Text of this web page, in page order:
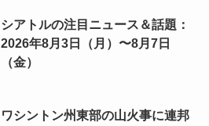
シアトルの注目ニュース＆話題：
2026年8月3日（月）〜8月7日
（金）
ワシントン州東部の山火事に連邦